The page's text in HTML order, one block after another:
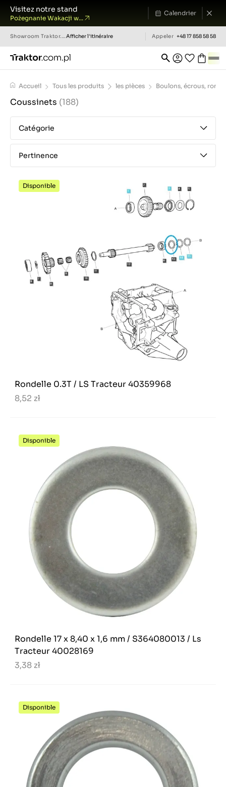
Visitez notre stand
Pożegnanie Wakacji w...
Calendrier
Showroom Traktor.com.pl Afficher l'itinéraire Appeler +48 17 858 58 58
Accueil Tous les produits les pièces Boulons, écrous,
Coussinets (188)
Catégorie
Pertinence
Disponible
Rondelle 0.3T / LS Tracteur 40359968
8,52 zł
Disponible
Rondelle 17 x 8,40 x 1,6 mm / S364080013 / Ls
Tracteur 40028169
3,38 zł
Disponible